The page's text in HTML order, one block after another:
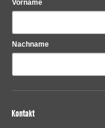
Vorname
Nachname
Kontakt